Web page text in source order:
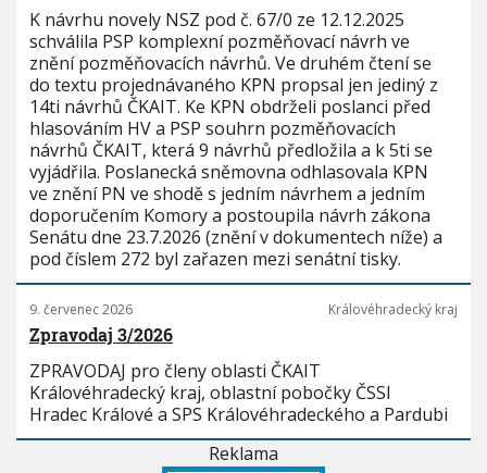
K návrhu novely NSZ pod č. 67/0 ze 12.12.2025
schválila PSP komplexní pozměňovací návrh ve
znění pozměňovacích návrhů. Ve druhém čtení se
do textu projednávaného KPN propsal jen jediný z
14ti návrhů ČKAIT. Ke KPN obdrželi poslanci před
hlasováním HV a PSP souhrn pozměňovacích
návrhů ČKAIT, která 9 návrhů předložila a k 5ti se
vyjádřila. Poslanecká sněmovna odhlasovala KPN
ve znění PN ve shodě s jedním návrhem a jedním
doporučením Komory a postoupila návrh zákona
Senátu dne 23.7.2026 (znění v dokumentech níže) a
pod číslem 272 byl zařazen mezi senátní tisky.
9. červenec 2026 Královéhradecký kraj
Zpravodaj 3/2026
ZPRAVODAJ pro členy oblasti ČKAIT
Královéhradecký kraj, oblastní pobočky ČSSI
Hradec Králové a SPS Královéhradeckého a Pardubi
Reklama